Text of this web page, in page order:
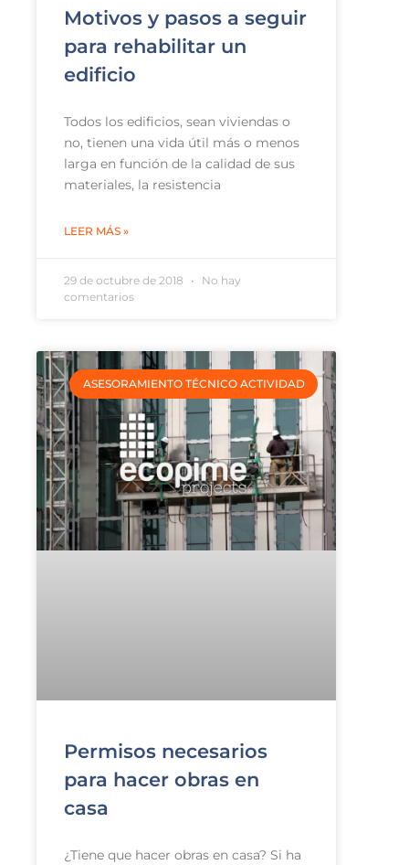
Motivos y pasos a seguir
para rehabilitar un
edificio
Todos los edificios, sean viviendas o
no, tienen una vida útil más o menos
larga en función de la calidad de sus
materiales, la resistencia
LEER MÁS »
29 de octubre de 2018
No hay
comentarios
ASESORAMIENTO TÉCNICO ACTIVIDAD
Permisos necesarios
para hacer obras en
casa
¿Tiene que hacer obras en casa? Si ha